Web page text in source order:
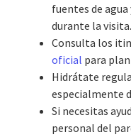
fuentes de
durante la visita.
Consulta los
oficial para
Hidrátate
especialmente
Si necesitas
personal del